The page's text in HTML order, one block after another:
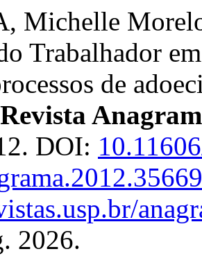
Michelle
Trabalhador
de
Revista
DOI:
2026.